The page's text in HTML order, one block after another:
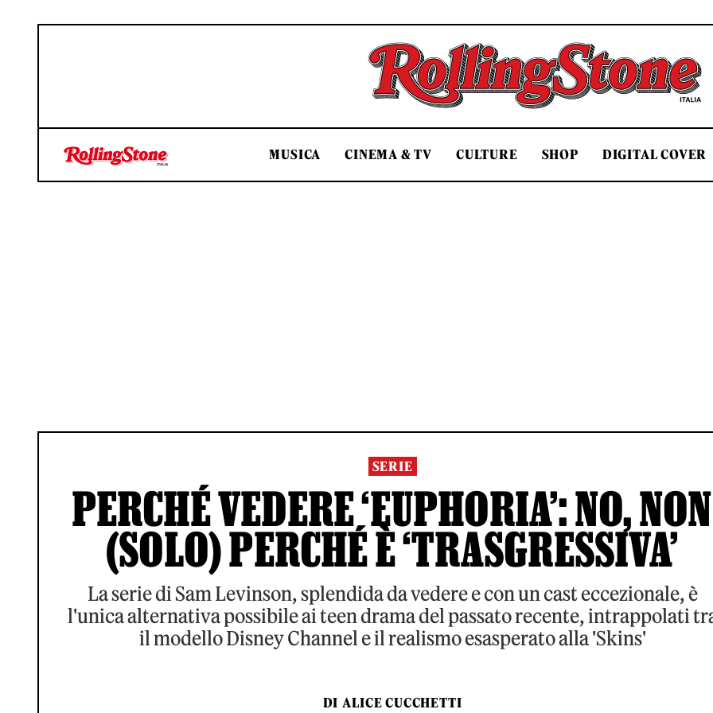
Rolling Stone Italia
MUSICA CINEMA & TV CULTURE SHOP DIGITAL COVER
SERIE
PERCHÉ VEDERE ‘EUPHORIA’: NO, NON
(SOLO) PERCHÉ È ‘TRASGRESSIVA’
La serie di Sam Levinson, splendida da vedere e con un cast eccezionale, è
l'unica alternativa possibile ai teen drama del passato recente, intrappolati
il modello Disney Channel e il realismo esasperato alla 'Skins'
DI ALICE CUCCHETTI